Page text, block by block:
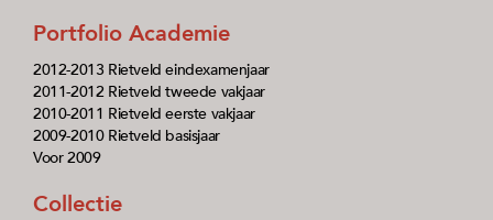
Portfolio Academie
2012-2013 Rietveld eindexamenjaar
2011-2012 Rietveld tweede vakjaar
2010-2011 Rietveld eerste vakjaar
2009-2010 Rietveld basisjaar
Voor 2009
Collectie